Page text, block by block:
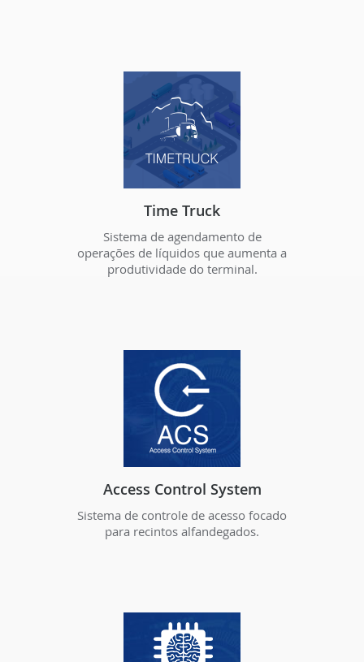
Time Truck
Sistema de agendamento de
operações de líquidos que aumenta a
produtividade do terminal.
Access Control System
Sistema de controle de acesso focado
para recintos alfandegados.